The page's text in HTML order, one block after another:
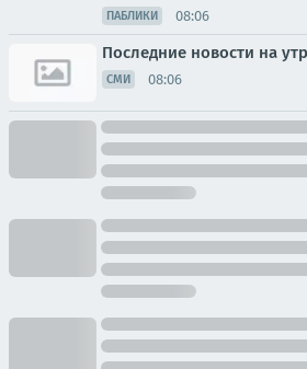
ПАБЛИКИ 08:06
Последние новости на
СМИ 08:06